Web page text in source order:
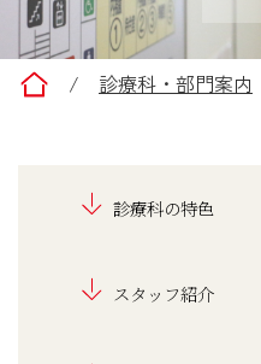
仙台赤十字病院
/ 診療科・部門案内
診療科の特色
スタッフ紹介